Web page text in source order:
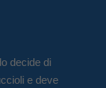
decide di
e deve